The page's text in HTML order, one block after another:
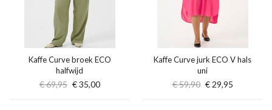
Kaffe Curve broek ECO
halfwijd
€ 69,95 € 35,00
Kaffe Curve jurk ECO V hals
uni
€ 59,90 € 29,95